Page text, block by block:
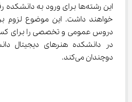
این رشته‌ها برای ورود به
دروس عمومی و تخصصی را برای
در دانشکده هنرهای دیجیتال
دوچندان می‌کند.